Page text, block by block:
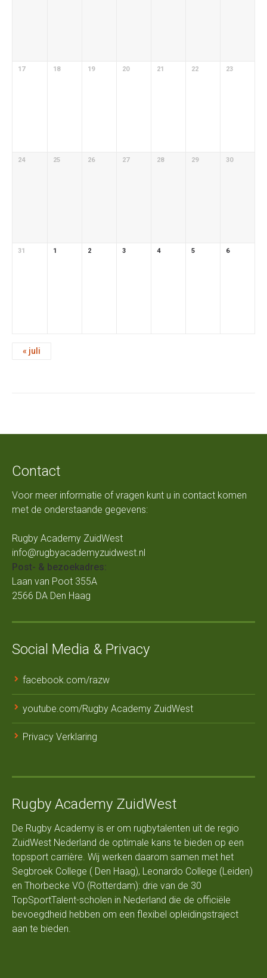
17 18 19 20 21 22 23
24 25 26 27 28 29 30
31 1 2 3 4 5 6
« juli
Contact
Voor meer informatie of vragen kunt u in contact komen
met de onderstaande gegevens:
Rugby Academy ZuidWest
info@rugbyacademyzuidwest.nl
Post- & bezoekadres:
Laan van Poot 355A
2566 DA Den Haag
Social Media & Privacy
facebook.com/razw
youtube.com/Rugby Academy ZuidWest
Privacy Verklaring
Rugby Academy ZuidWest
De Rugby Academy is er om rugbytalenten uit de regio
ZuidWest Nederland de optimale kans te bieden op een
topsport carrière. Wij werken daarom samen met het
Segbroek College ( Den Haag), Leonardo College (Leiden)
en Thorbecke VO (Rotterdam): drie van de 30
TopSportTalent-scholen in Nederland die de officiële
bevoegdheid hebben om een flexibel opleidingstraject
aan te bieden.